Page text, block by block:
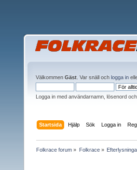
Välkommen Gäst . Var snäll och logga in
Logga in med användarnamn, lösenord
Startsida Hjälp Sök Logga in
Folkrace forum » Folkrace»